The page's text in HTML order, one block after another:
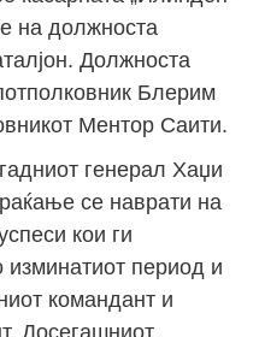
на должноста
Должноста
Блерим
Ментор Саити.
генерал Хаџи
се наврати на
кои ги
период и
командант и
Досегашниот